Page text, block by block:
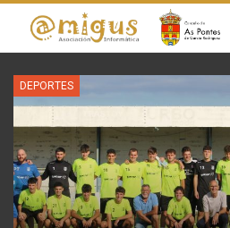
DEPORTES